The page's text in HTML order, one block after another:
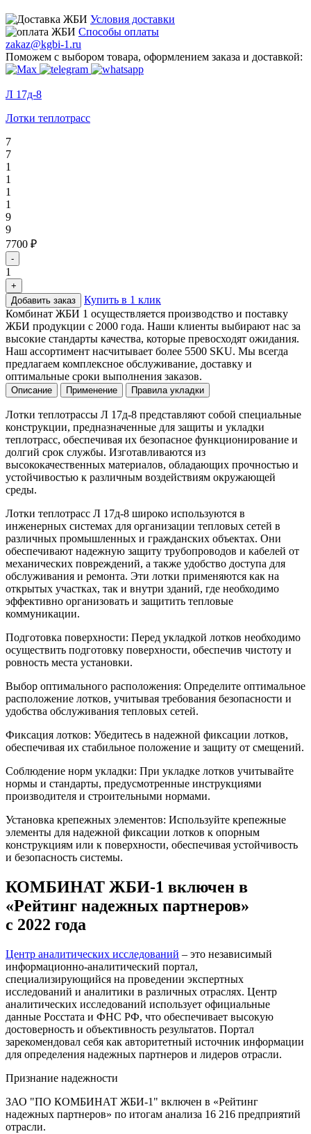
Условия доставки
Способы оплаты
zakaz@kgbi-1.ru
Поможем с выбором товара, оформлением заказа и доставкой:
Л 17д-8
Лотки теплотрасс
7
7
1
1
1
1
9
9
7700 ₽
-
1
+
Добавить заказ
Купить в 1 клик
Комбинат ЖБИ 1 осуществляется производство и поставку
ЖБИ продукции с 2000 года. Наши клиенты выбирают нас за
высокие стандарты качества, которые превосходят ожидания.
Наш ассортимент насчитывает более 5500 SKU. Мы всегда
предлагаем комплексное обслуживание, доставку и
оптимальные сроки выполнения заказов.
Описание Применение Правила укладки
Лотки теплотрассы Л 17д-8 представляют собой специальные
конструкции, предназначенные для защиты и укладки
теплотрасс, обеспечивая их безопасное функционирование и
долгий срок службы. Изготавливаются из
высококачественных материалов, обладающих прочностью и
устойчивостью к различным воздействиям окружающей
среды.
Лотки теплотрасс Л 17д-8 широко используются в
инженерных системах для организации тепловых сетей в
различных промышленных и гражданских объектах. Они
обеспечивают надежную защиту трубопроводов и кабелей от
механических повреждений, а также удобство доступа для
обслуживания и ремонта. Эти лотки применяются как на
открытых участках, так и внутри зданий, где необходимо
эффективно организовать и защитить тепловые
коммуникации.
Подготовка поверхности: Перед укладкой лотков необходимо
осуществить подготовку поверхности, обеспечив чистоту и
ровность места установки.
Выбор оптимального расположения: Определите оптимальное
расположение лотков, учитывая требования безопасности и
удобства обслуживания тепловых сетей.
Фиксация лотков: Убедитесь в надежной фиксации лотков,
обеспечивая их стабильное положение и защиту от смещений.
Соблюдение норм укладки: При укладке лотков учитывайте
нормы и стандарты, предусмотренные инструкциями
производителя и строительными нормами.
Установка крепежных элементов: Используйте крепежные
элементы для надежной фиксации лотков к опорным
конструкциям или к поверхности, обеспечивая устойчивость
и безопасность системы.
КОМБИНАТ ЖБИ-1 включен в
«Рейтинг надежных партнеров»
с 2022 года
Центр аналитических исследований – это независимый
информационно-аналитический портал,
специализирующийся на проведении экспертных
исследований и аналитики в различных отраслях. Центр
аналитических исследований использует официальные
данные Росстата и ФНС РФ, что обеспечивает высокую
достоверность и объективность результатов. Портал
зарекомендовал себя как авторитетный источник информации
для определения надежных партнеров и лидеров отрасли.
Признание надежности
ЗАО "ПО КОМБИНАТ ЖБИ-1" включен в «Рейтинг
надежных партнеров» по итогам анализа 16 216 предприятий
отрасли.